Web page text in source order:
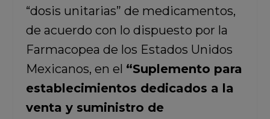
“dosis unitarias” de medicamentos,
de acuerdo con lo dispuesto por la
Farmacopea de los Estados Unidos
Mexicanos, en el “Suplemento para
establecimientos dedicados a la
venta y suministro de